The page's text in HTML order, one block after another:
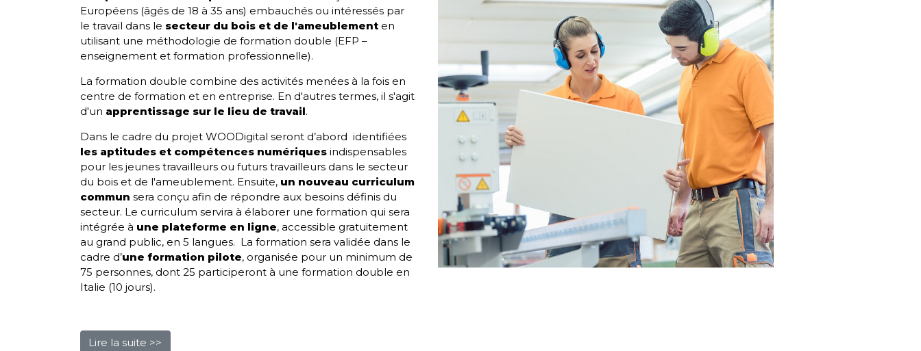
Européens (âgés de 18 à 35 ans) embauchés ou intéressés par
le travail dans le secteur du bois et de l'ameublement en
utilisant une méthodologie de formation double (EFP –
enseignement et formation professionnelle).
La formation double combine des activités menées à la fois en
centre de formation et en entreprise. En d'autres termes, il s'agit
d'un apprentissage sur le lieu de travail.
Dans le cadre du projet WOODigital seront d’abord identifiées
les aptitudes et compétences numériques indispensables
pour les jeunes travailleurs ou futurs travailleurs dans le secteur
du bois et de l'ameublement. Ensuite, un nouveau curriculum
commun sera conçu afin de répondre aux besoins définis du
secteur. Le curriculum servira à élaborer une formation qui sera
intégrée à une plateforme en ligne, accessible gratuitement
au grand public, en 5 langues. La formation sera validée dans le
cadre d’une formation pilote, organisée pour un minimum de
75 personnes, dont 25 participeront à une formation double en
Italie (10 jours).
Lire la suite >>